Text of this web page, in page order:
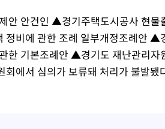
안 안건인 ▲경기주택도시공사 현
정비에 관한 조례 일부개정조례안
한 기본조례안 ▲경기도 재난관리
회에서 심의가 보류돼 처리가 불발됐